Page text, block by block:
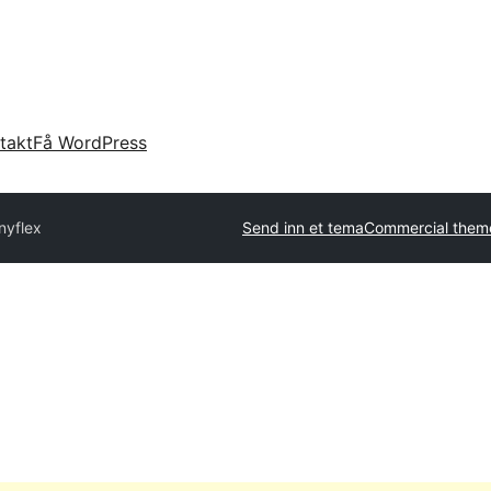
Få WordPress
Send inn et temaCommercial